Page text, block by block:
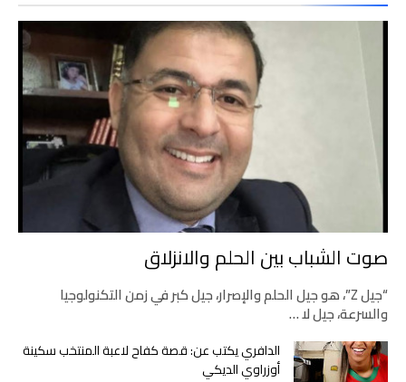
صوت الشباب بين الحلم والانزلاق
“جيل Z”، هو جيل الحلم والإصرار، جيل كبر في زمن التكنولوجيا
والسرعة، جيل لا …
الدافري يكتب عن: قصة كفاح لاعبة المنتخب سكينة
أوزراوي الديكي